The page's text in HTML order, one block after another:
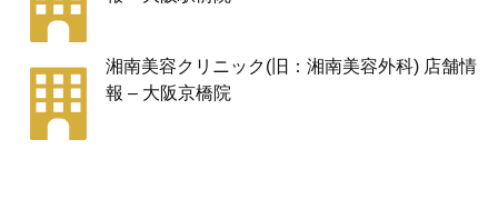
湘南美容クリニック(旧：湘南美容外科) 店舗情
報 – 大阪京橋院